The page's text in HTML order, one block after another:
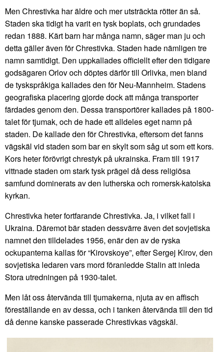
Men Chrestivka har äldre och mer utsträckta rötter än så.
Staden ska tidigt ha varit en tysk boplats, och grundades
redan 1888. Kärt barn har många namn, säger man ju och
detta gäller även för Chrestivka. Staden hade nämligen tre
namn samtidigt. Den uppkallades officiellt efter den tidigare
godsägaren Orlov och döptes därför till Orlivka, men bland
de tyskspråkiga kallades den för Neu-Mannheim. Stadens
geografiska placering gjorde dock att många transporter
färdades genom den. Dessa transportörer kallades på 1800-
talet för tjumak, och de hade ett alldeles eget namn på
staden. De kallade den för Chrestivka, eftersom det fanns
vägskäl vid staden som bar en skylt som såg ut som ett kors.
Kors heter förövrigt chrestyk på ukrainska. Fram till 1917
vittnade staden om stark tysk prägel då dess religiösa
samfund dominerats av den lutherska och romersk-katolska
kyrkan.
Chrestivka heter fortfarande Chrestivka. Ja, i vilket fall i
Ukraina. Däremot bär staden dessvärre även det sovjetiska
namnet den tilldelades 1956, enär den av de ryska
ockupanterna kallas för “Kirovskoye”, efter Sergej Kirov, den
sovjetiska ledaren vars mord föranledde Stalin att inleda
Stora utredningen på 1930-talet.
Men låt oss återvända till tjumakerna, njuta av en affisch
föreställande en av dessa, och i tanken återvända till den tid
då denne kanske passerade Chrestivkas vägskäl.